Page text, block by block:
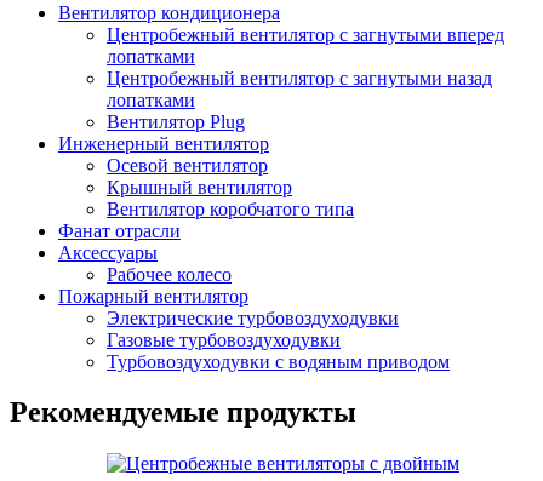
Вентилятор кондиционера
Центробежный вентилятор с загнутыми вперед
лопатками
Центробежный вентилятор с загнутыми назад
лопатками
Вентилятор Plug
Инженерный вентилятор
Осевой вентилятор
Крышный вентилятор
Вентилятор коробчатого типа
Фанат отрасли
Аксессуары
Рабочее колесо
Пожарный вентилятор
Электрические турбовоздуходувки
Газовые турбовоздуходувки
Турбовоздуходувки с водяным приводом
Рекомендуемые продукты